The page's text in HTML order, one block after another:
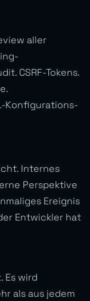
aller
CSRF-Tokens.
Konfigurations-
Internes
Perspektive
Ereignis
Entwickler hat
Es wird
als aus jedem